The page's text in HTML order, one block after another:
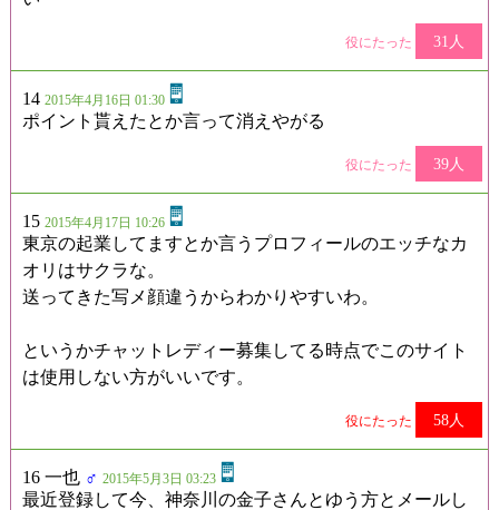
役にたった 31人
14 2015年4月16日 01:30
ポイント貰えたとか言って消えやがる
役にたった 39人
15 2015年4月17日 10:26
東京の起業してますとか言うプロフィールのエッチなカ
オリはサクラな。
送ってきた写メ顔違うからわかりやすいわ。
というかチャットレディー募集してる時点でこのサイト
は使用しない方がいいです。
役にたった 58人
16 一也 ♂ 2015年5月3日 03:23
最近登録して今、神奈川の金子さんとゆう方とメールし